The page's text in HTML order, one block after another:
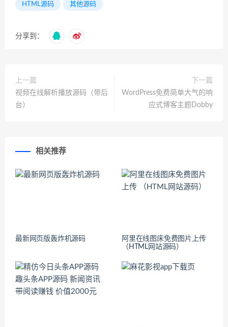
HTML源码 其他源码
分享到：
上一篇
视频在线解析播放源码（带后
台）
下一篇
WordPress免费简单大气的响
应式博客主题Dobby
相关推荐
最新网页版轰炸机源码
阿里在线图床免费图片上传
（HTML网站源码）